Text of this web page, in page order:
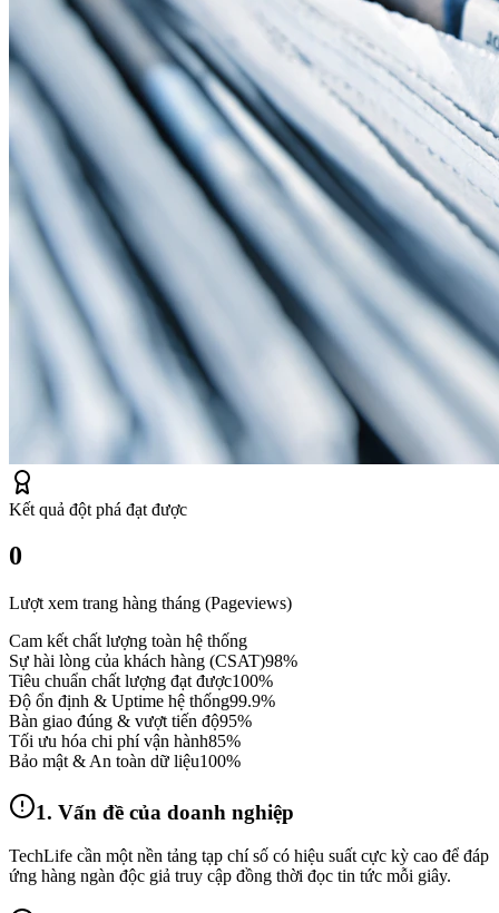
Kết quả đột phá đạt được
0
Lượt xem trang hàng tháng (Pageviews)
Cam kết chất lượng toàn hệ thống
Sự hài lòng của khách hàng (CSAT)98%
Tiêu chuẩn chất lượng đạt được100%
Độ ổn định & Uptime hệ thống99.9%
Bàn giao đúng & vượt tiến độ95%
Tối ưu hóa chi phí vận hành85%
Bảo mật & An toàn dữ liệu100%
1. Vấn đề của doanh nghiệp
TechLife cần một nền tảng tạp chí số có hiệu suất cực kỳ cao để đáp
ứng hàng ngàn độc giả truy cập đồng thời đọc tin tức mỗi giây.